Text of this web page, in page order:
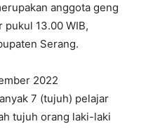
anggota geng
pukul 13.00 WIB,
Serang.
2022
7 (tujuh) pelajar
tujuh orang laki-laki